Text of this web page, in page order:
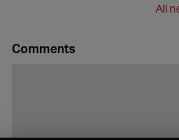
All
Comments